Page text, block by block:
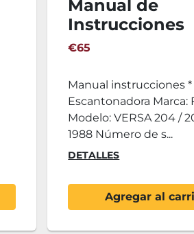
Manual de
Instrucciones
Escantonadora
€65
Manual instrucciones *
Escantonadora Marca:
Modelo: VERSA 204 /
1988 Número de s...
DETALLES
Agregar al